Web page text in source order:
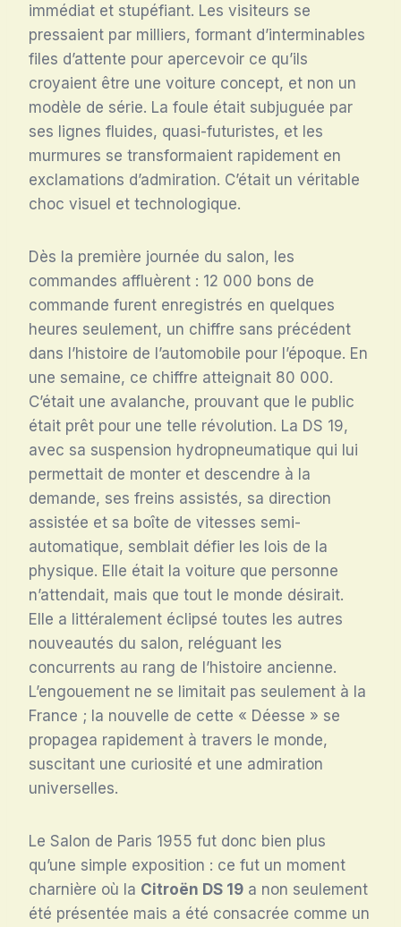
immédiat et stupéfiant. Les visiteurs se
pressaient par milliers, formant d’interminables
files d’attente pour apercevoir ce qu’ils
croyaient être une voiture concept, et non un
modèle de série. La foule était subjuguée par
ses lignes fluides, quasi-futuristes, et les
murmures se transformaient rapidement en
exclamations d’admiration. C’était un véritable
choc visuel et technologique.
Dès la première journée du salon, les
commandes affluèrent : 12 000 bons de
commande furent enregistrés en quelques
heures seulement, un chiffre sans précédent
dans l’histoire de l’automobile pour l’époque. En
une semaine, ce chiffre atteignait 80 000.
C’était une avalanche, prouvant que le public
était prêt pour une telle révolution. La DS 19,
avec sa suspension hydropneumatique qui lui
permettait de monter et descendre à la
demande, ses freins assistés, sa direction
assistée et sa boîte de vitesses semi-
automatique, semblait défier les lois de la
physique. Elle était la voiture que personne
n’attendait, mais que tout le monde désirait.
Elle a littéralement éclipsé toutes les autres
nouveautés du salon, reléguant les
concurrents au rang de l’histoire ancienne.
L’engouement ne se limitait pas seulement à la
France ; la nouvelle de cette « Déesse » se
propagea rapidement à travers le monde,
suscitant une curiosité et une admiration
universelles.
Le Salon de Paris 1955 fut donc bien plus
qu’une simple exposition : ce fut un moment
charnière où la Citroën DS 19 a non seulement
été présentée mais a été consacrée comme un